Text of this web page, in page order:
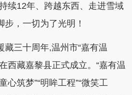
续12年、跨越东西、走进雪域
，一切为了光明！
三十周年,温州市“嘉有温
西藏嘉黎县正式成立。“嘉有温
心筑梦”“明眸工程”“微笑工